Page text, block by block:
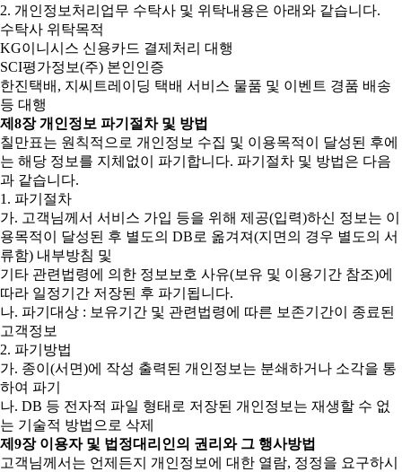
2. 개인정보처리업무 수탁사 및 위탁내용은 아래와 같습니다.
수탁사 위탁목적
KG이니시스 신용카드 결제처리 대행
SCI평가정보(주) 본인인증
한진택배, 지씨트레이딩 택배 서비스 물품 및 이벤트 경품 배송
등 대행
제8장 개인정보 파기절차 및 방법
칠만표는 원칙적으로 개인정보 수집 및 이용목적이 달성된 후에
는 해당 정보를 지체없이 파기합니다. 파기절차 및 방법은 다음
과 같습니다.
1. 파기절차
가. 고객님께서 서비스 가입 등을 위해 제공(입력)하신 정보는 이
용목적이 달성된 후 별도의 DB로 옮겨져(지면의 경우 별도의 서
류함) 내부방침 및
기타 관련법령에 의한 정보보호 사유(보유 및 이용기간 참조)에
따라 일정기간 저장된 후 파기됩니다.
나. 파기대상 : 보유기간 및 관련법령에 따른 보존기간이 종료된
고객정보
2. 파기방법
가. 종이(서면)에 작성 출력된 개인정보는 분쇄하거나 소각을 통
하여 파기
나. DB 등 전자적 파일 형태로 저장된 개인정보는 재생할 수 없
는 기술적 방법으로 삭제
제9장 이용자 및 법정대리인의 권리와 그 행사방법
고객님께서는 언제든지 개인정보에 대한 열람, 정정을 요구하시